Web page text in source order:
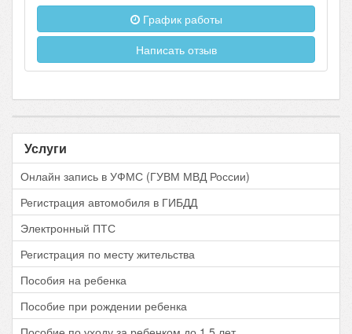
График работы
Написать отзыв
Услуги
Онлайн запись в УФМС (ГУВМ МВД России)
Регистрация автомобиля в ГИБДД
Электронный ПТС
Регистрация по месту жительства
Пособия на ребенка
Пособие при рождении ребенка